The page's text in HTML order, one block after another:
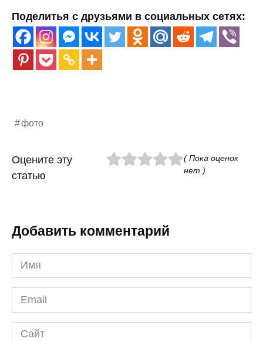
Поделитья с друзьями в социальных сетях:
фото
Оцените эту
статью
( Пока оценок
нет )
Добавить комментарий
Имя
*
Email
*
Сайт